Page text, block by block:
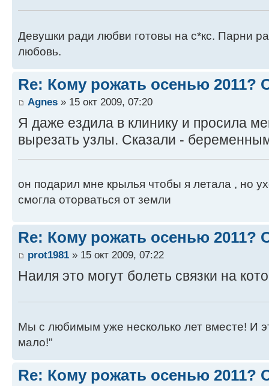
Девушки ради любви готовы на с*кс. Парни
любовь.
Re: Кому рожать осенью 2011?
Agnes » 15 окт 2009, 07:20
Я даже ездила в клинику и просила
вырезать узлы. Сказали -
он подарил мне крылья чтобы я летала , но
смогла оторваться от земли
Re: Кому рожать осенью 2011?
prot1981 » 15 окт 2009, 07:22
Наиля это могут болеть связки на
Мы с любимым уже несколько лет вместе! И
мало!"
Re: Кому рожать осенью 2011?